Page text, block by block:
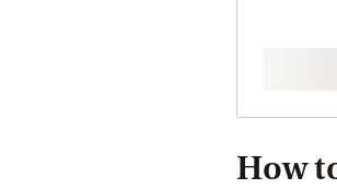
How